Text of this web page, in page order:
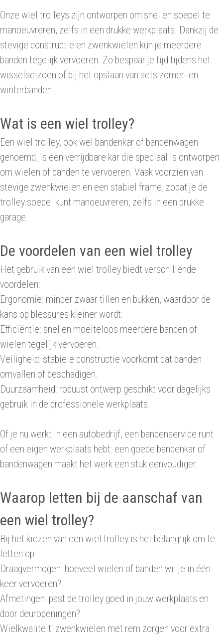
Onze wiel trolleys zijn ontworpen om snel en soepel te
manoeuvreren, zelfs in een drukke werkplaats. Dankzij de
stevige constructie en zwenkwielen kun je meerdere
banden tegelijk vervoeren. Zo bespaar je tijd tijdens het
wisselseizoen of bij het opslaan van sets zomer- en
winterbanden.
Wat is een wiel trolley?
Een wiel trolley, ook wel bandenkar of bandenwagen
genoemd, is een verrijdbare kar die speciaal is ontworpen
om wielen of banden te vervoeren. Vaak voorzien van
stevige zwenkwielen en een stabiel frame, zodat je de
trolley soepel kunt manoeuvreren, zelfs in een drukke
garage.
De voordelen van een wiel trolley
Het gebruik van een wiel trolley biedt verschillende
voordelen:
Ergonomie: minder zwaar tillen en bukken, waardoor de
kans op blessures kleiner wordt.
Efficiëntie: snel en moeiteloos meerdere banden of
wielen tegelijk vervoeren.
Veiligheid: stabiele constructie voorkomt dat banden
omvallen of beschadigen.
Duurzaamheid: robuust ontwerp geschikt voor dagelijks
gebruik in de professionele werkplaats.
Of je nu werkt in een autobedrijf, een bandenservice runt
of een eigen werkplaats hebt: een goede bandenkar of
bandenwagen maakt het werk een stuk eenvoudiger.
Waarop letten bij de aanschaf van
een wiel trolley?
Bij het kiezen van een wiel trolley is het belangrijk om te
letten op:
Draagvermogen: hoeveel wielen of banden wil je in één
keer vervoeren?
Afmetingen: past de trolley goed in jouw werkplaats en
door deuropeningen?
Wielkwaliteit: zwenkwielen met rem zorgen voor extra